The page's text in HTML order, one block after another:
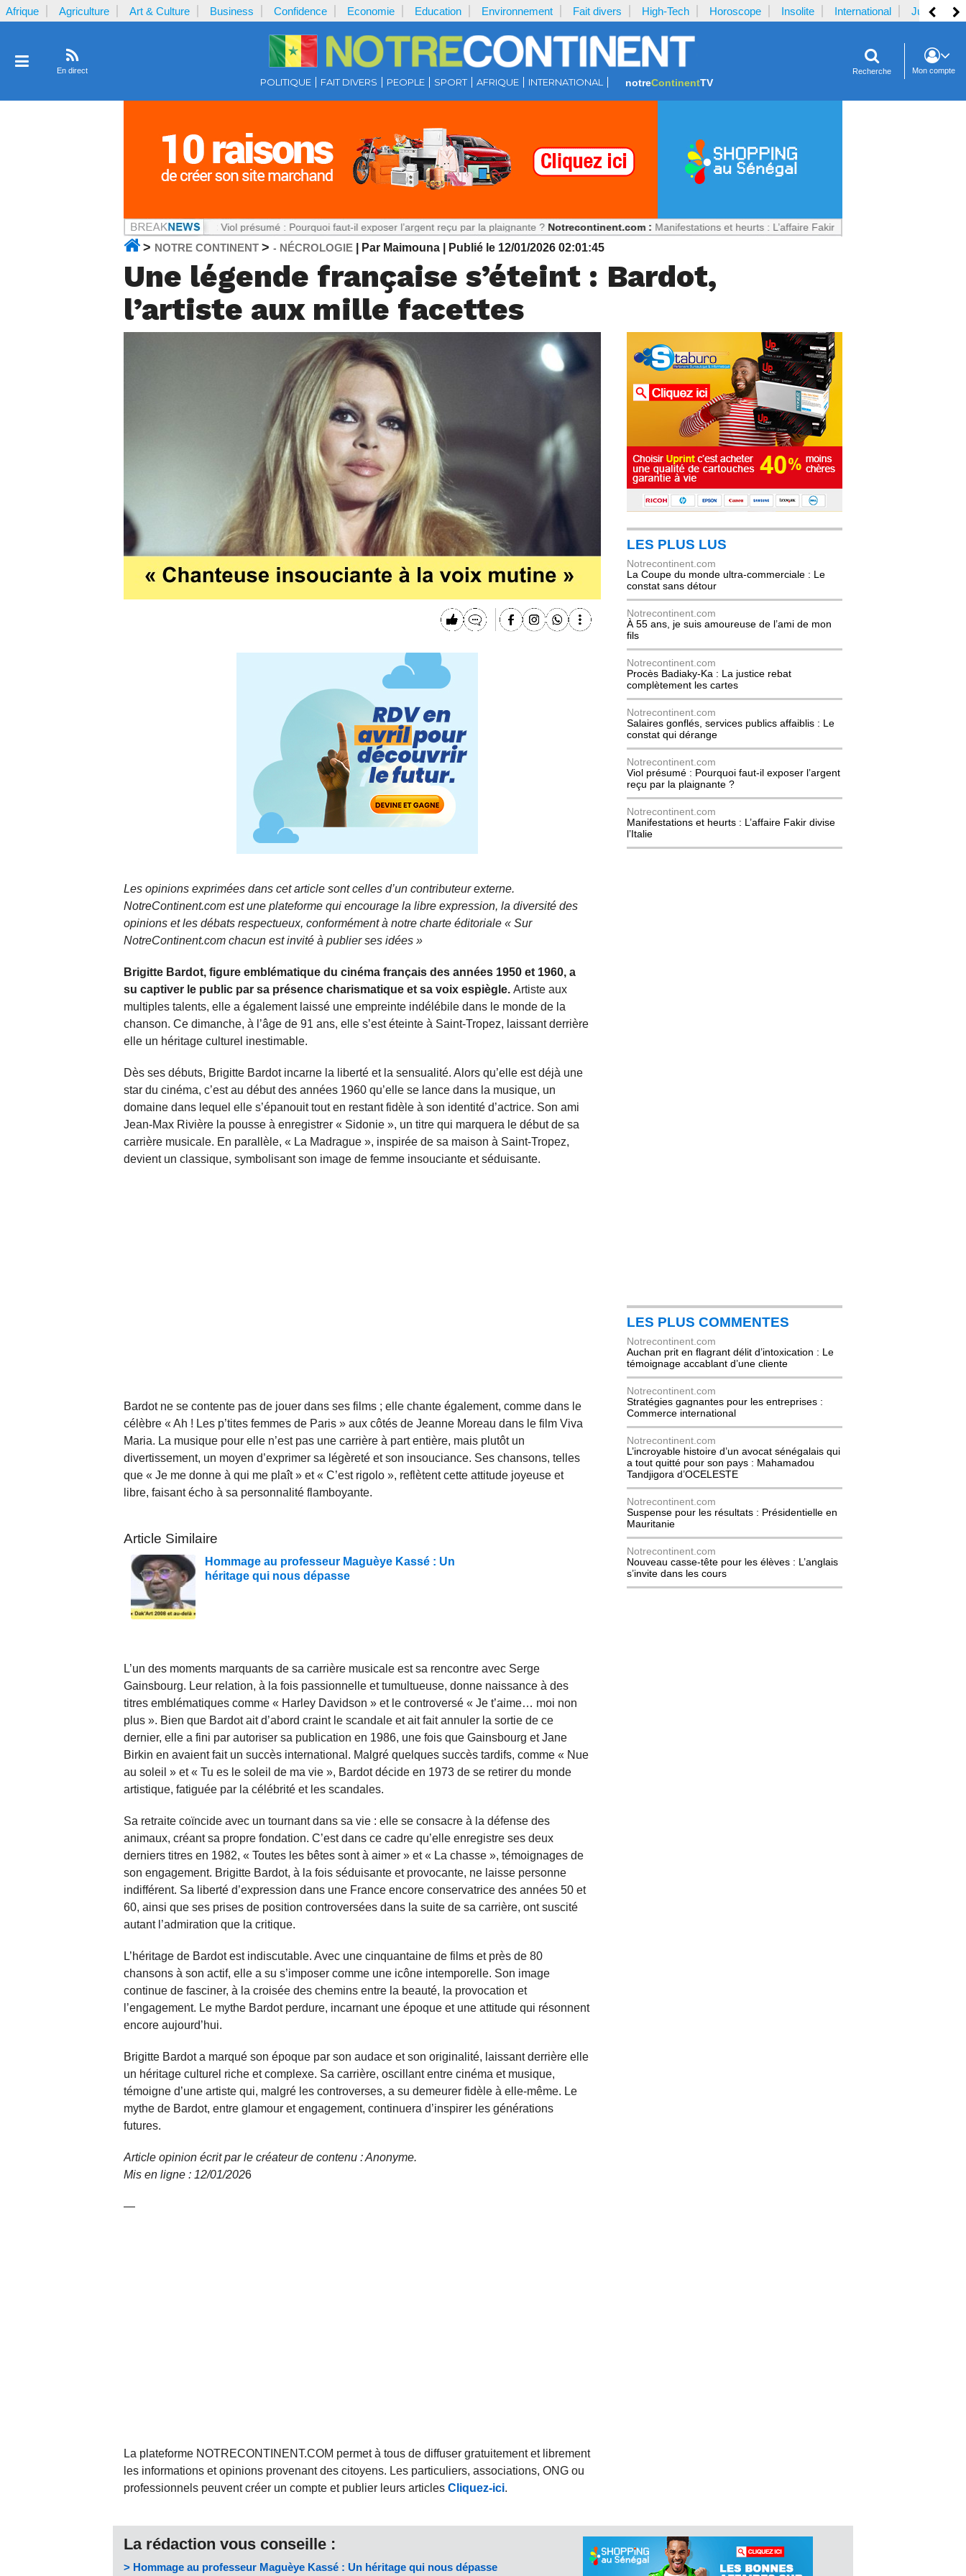
Afrique Agriculture Art & Culture Business Confidence Economie Education Environnement Fait divers High-Tech Horoscope Insolite International Justice
En direct
POLITIQUE FAIT DIVERS PEOPLE SPORT AFRIQUE INTERNATIONAL notreContinentTV
Recherche Mon compte
Notrecontinent.com : Viol présumé : Pourquoi faut-il exposer l’argent reçu par la plaignante ? Notrecontinent.com : Manifestations et heurts : L’affaire Fakir divise l’Italie
> NOTRE CONTINENT > - NÉCROLOGIE | Par Maimouna | Publié le 12/01/2026 02:01:45
Une légende française s’éteint : Bardot,
l’artiste aux mille facettes
Les opinions exprimées dans cet article sont celles d’un contributeur externe.
NotreContinent.com est une plateforme qui encourage la libre expression, la diversité des
opinions et les débats respectueux, conformément à notre charte éditoriale « Sur
NotreContinent.com chacun est invité à publier ses idées »
Brigitte Bardot, figure emblématique du cinéma français des années 1950 et 1960, a
su captiver le public par sa présence charismatique et sa voix espiègle. Artiste aux
multiples talents, elle a également laissé une empreinte indélébile dans le monde de la
chanson. Ce dimanche, à l’âge de 91 ans, elle s’est éteinte à Saint-Tropez, laissant derrière
elle un héritage culturel inestimable.
Dès ses débuts, Brigitte Bardot incarne la liberté et la sensualité. Alors qu’elle est déjà une
star du cinéma, c’est au début des années 1960 qu’elle se lance dans la musique, un
domaine dans lequel elle s’épanouit tout en restant fidèle à son identité d’actrice. Son ami
Jean-Max Rivière la pousse à enregistrer « Sidonie », un titre qui marquera le début de sa
carrière musicale. En parallèle, « La Madrague », inspirée de sa maison à Saint-Tropez,
devient un classique, symbolisant son image de femme insouciante et séduisante.
Bardot ne se contente pas de jouer dans ses films ; elle chante également, comme dans le
célèbre « Ah ! Les p’tites femmes de Paris » aux côtés de Jeanne Moreau dans le film Viva
Maria. La musique pour elle n’est pas une carrière à part entière, mais plutôt un
divertissement, un moyen d’exprimer sa légèreté et son insouciance. Ses chansons, telles
que « Je me donne à qui me plaît » et « C’est rigolo », reflètent cette attitude joyeuse et
libre, faisant écho à sa personnalité flamboyante.
Article Similaire
Hommage au professeur Maguèye Kassé : Un
héritage qui nous dépasse
L’un des moments marquants de sa carrière musicale est sa rencontre avec Serge
Gainsbourg. Leur relation, à la fois passionnelle et tumultueuse, donne naissance à des
titres emblématiques comme « Harley Davidson » et le controversé « Je t’aime… moi non
plus ». Bien que Bardot ait d’abord craint le scandale et ait fait annuler la sortie de ce
dernier, elle a fini par autoriser sa publication en 1986, une fois que Gainsbourg et Jane
Birkin en avaient fait un succès international. Malgré quelques succès tardifs, comme « Nue
au soleil » et « Tu es le soleil de ma vie », Bardot décide en 1973 de se retirer du monde
artistique, fatiguée par la célébrité et les scandales.
Sa retraite coïncide avec un tournant dans sa vie : elle se consacre à la défense des
animaux, créant sa propre fondation. C’est dans ce cadre qu’elle enregistre ses deux
derniers titres en 1982, « Toutes les bêtes sont à aimer » et « La chasse », témoignages de
son engagement. Brigitte Bardot, à la fois séduisante et provocante, ne laisse personne
indifférent. Sa liberté d’expression dans une France encore conservatrice des années 50 et
60, ainsi que ses prises de position controversées dans la suite de sa carrière, ont suscité
autant l’admiration que la critique.
L’héritage de Bardot est indiscutable. Avec une cinquantaine de films et près de 80
chansons à son actif, elle a su s’imposer comme une icône intemporelle. Son image
continue de fasciner, à la croisée des chemins entre la beauté, la provocation et
l’engagement. Le mythe Bardot perdure, incarnant une époque et une attitude qui résonnent
encore aujourd’hui.
Brigitte Bardot a marqué son époque par son audace et son originalité, laissant derrière elle
un héritage culturel riche et complexe. Sa carrière, oscillant entre cinéma et musique,
témoigne d’une artiste qui, malgré les controverses, a su demeurer fidèle à elle-même. Le
mythe de Bardot, entre glamour et engagement, continuera d’inspirer les générations
futures.
Article opinion écrit par le créateur de contenu : Anonyme.
Mis en ligne : 12/01/2026
—
La plateforme NOTRECONTINENT.COM permet à tous de diffuser gratuitement et librement
les informations et opinions provenant des citoyens. Les particuliers, associations, ONG ou
professionnels peuvent créer un compte et publier leurs articles Cliquez-ici.
LES PLUS LUS
Notrecontinent.com
La Coupe du monde ultra-commerciale : Le
constat sans détour
Notrecontinent.com
À 55 ans, je suis amoureuse de l’ami de mon
fils
Notrecontinent.com
Procès Badiaky-Ka : La justice rebat
complètement les cartes
Notrecontinent.com
Salaires gonflés, services publics affaiblis : Le
constat qui dérange
Notrecontinent.com
Viol présumé : Pourquoi faut-il exposer l’argent
reçu par la plaignante ?
Notrecontinent.com
Manifestations et heurts : L’affaire Fakir divise
l’Italie
LES PLUS COMMENTES
Notrecontinent.com
Auchan prit en flagrant délit d’intoxication : Le
témoignage accablant d’une cliente
Notrecontinent.com
Stratégies gagnantes pour les entreprises :
Commerce international
Notrecontinent.com
L’incroyable histoire d’un avocat sénégalais qui
a tout quitté pour son pays : Mahamadou
Tandjigora d’OCELESTE
Notrecontinent.com
Suspense pour les résultats : Présidentielle en
Mauritanie
Notrecontinent.com
Nouveau casse-tête pour les élèves : L’anglais
s’invite dans les cours
La rédaction vous conseille :
> Hommage au professeur Maguèye Kassé : Un héritage qui nous dépasse